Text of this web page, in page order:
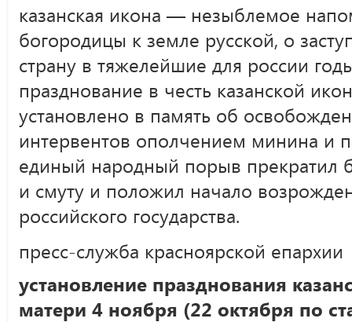
казанская икона — незыблемое
богородицы к земле русской, о
страну в тяжелейшие для россии
празднование в честь казанской
установлено в память об
интервентов ополчением минина и
единый народный порыв прекратил
и смуту и положил начало
российского государства.
пресс-служба красноярской епархии
установление празднования
матери 4 ноября (22 октября по